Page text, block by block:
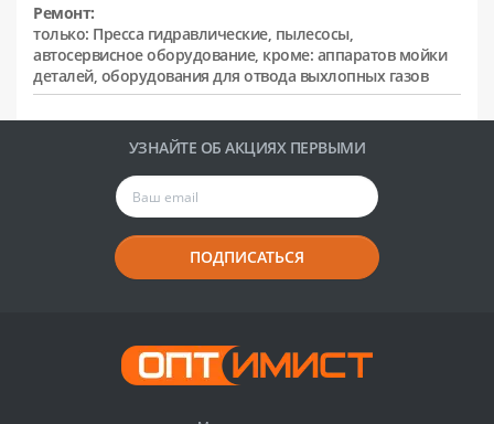
Ремонт:
только: Пресса гидравлические, пылесосы,
автосервисное оборудование, кроме: аппаратов мойки
деталей, оборудования для отвода выхлопных газов
УЗНАЙТЕ ОБ АКЦИЯХ ПЕРВЫМИ
ПОДПИСАТЬСЯ